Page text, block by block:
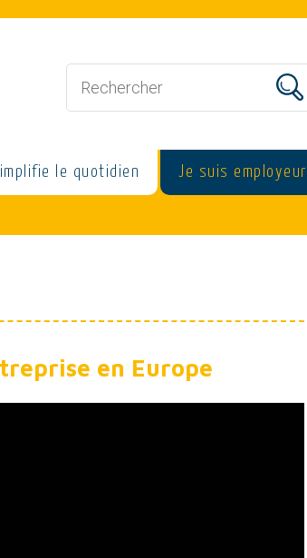
le quotidien Je suis employeur
en Europe